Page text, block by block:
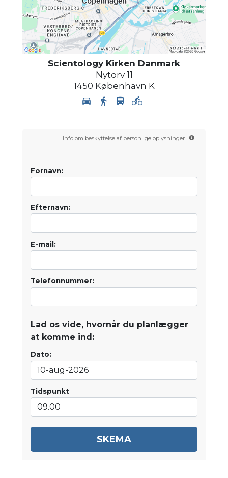
Scientology Kirken Danmark
Nytorv 11
1450 København K
Info om beskyttelse af personlige oplysninger
Fornavn:
Efternavn:
E-mail:
Telefonnummer:
Lad os vide, hvornår du planlægger
at komme ind:
Dato:
Tidspunkt
SKEMA